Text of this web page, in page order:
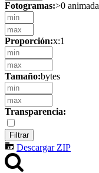
Fotogramas:>0 animada
Proporción:x:1
Tamaño:bytes
Transparencia:
Descargar ZIP